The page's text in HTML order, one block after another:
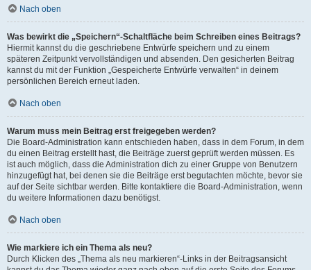
Nach oben
Was bewirkt die „Speichern“-Schaltfläche beim Schreiben eines Beitrags?
Hiermit kannst du die geschriebene Entwürfe speichern und zu einem
späteren Zeitpunkt vervollständigen und absenden. Den gesicherten Beitrag
kannst du mit der Funktion „Gespeicherte Entwürfe verwalten“ in deinem
persönlichen Bereich erneut laden.
Nach oben
Warum muss mein Beitrag erst freigegeben werden?
Die Board-Administration kann entschieden haben, dass in dem Forum, in dem
du einen Beitrag erstellt hast, die Beiträge zuerst geprüft werden müssen. Es
ist auch möglich, dass die Administration dich zu einer Gruppe von Benutzern
hinzugefügt hat, bei denen sie die Beiträge erst begutachten möchte, bevor sie
auf der Seite sichtbar werden. Bitte kontaktiere die Board-Administration, wenn
du weitere Informationen dazu benötigst.
Nach oben
Wie markiere ich ein Thema als neu?
Durch Klicken des „Thema als neu markieren“-Links in der Beitragsansicht